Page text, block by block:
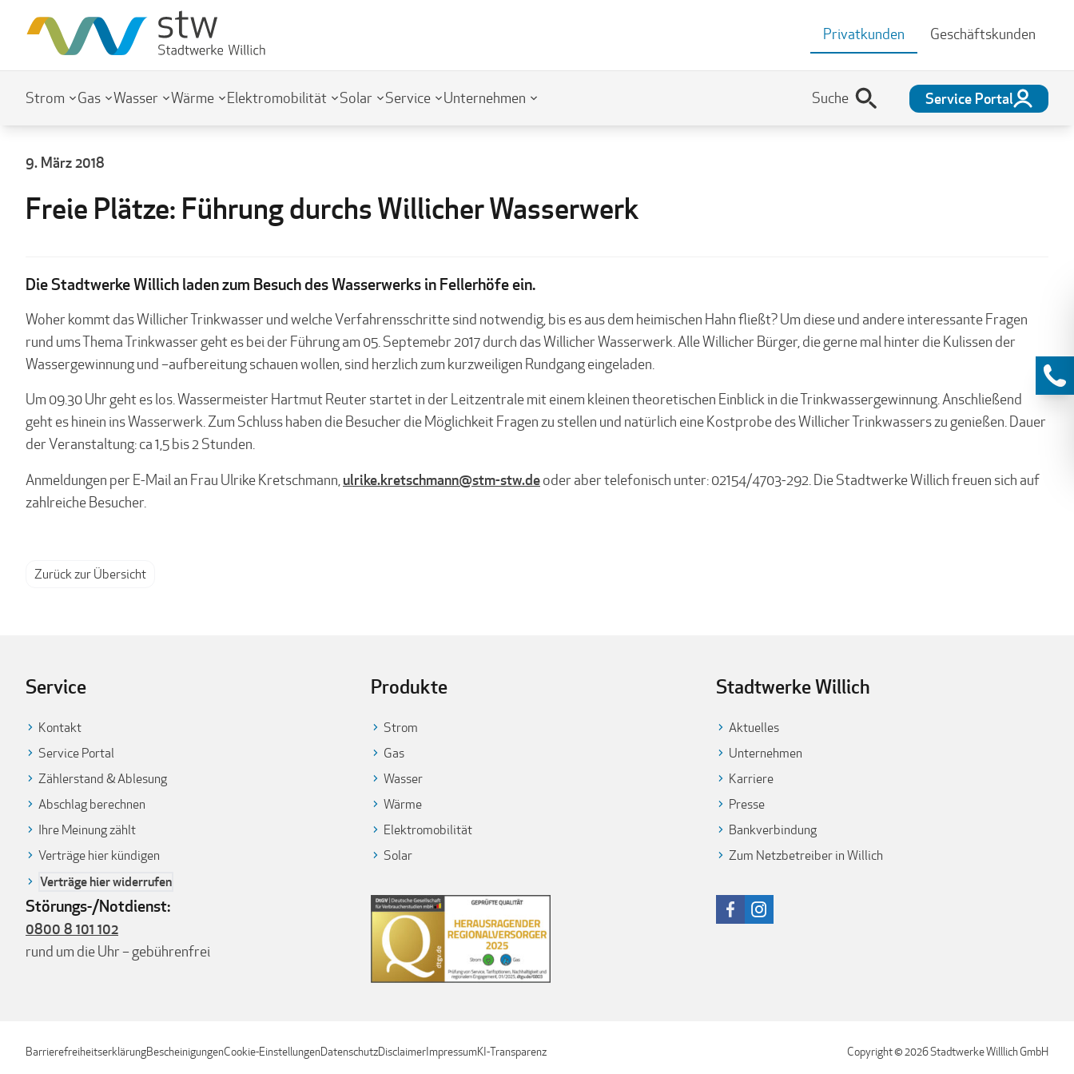
Privatkunden Geschäftskunden
Strom Gas Wasser Wärme Elektromobilität Solar Service Unternehmen Service Portal
9. März 2018
Freie Plätze: Führung durchs Willicher Wasserwerk
Die Stadtwerke Willich laden zum Besuch des Wasserwerks in Fellerhöfe ein.
Woher kommt das Willicher Trinkwasser und welche Verfahrensschritte sind notwendig, bis es aus dem heimischen Hahn fließt? Um diese und andere interessante Fragen
rund ums Thema Trinkwasser geht es bei der Führung am 05. Septemebr 2017 durch das Willicher Wasserwerk. Alle Willicher Bürger, die gerne mal hinter die Kulissen der
Wassergewinnung und –aufbereitung schauen wollen, sind herzlich zum kurzweiligen Rundgang eingeladen.
Um 09.30 Uhr geht es los. Wassermeister Hartmut Reuter startet in der Leitzentrale mit einem kleinen theoretischen Einblick in die Trinkwassergewinnung. Anschließend
geht es hinein ins Wasserwerk. Zum Schluss haben die Besucher die Möglichkeit Fragen zu stellen und natürlich eine Kostprobe des Willicher Trinkwassers zu genießen. Dauer
der Veranstaltung: ca 1,5 bis 2 Stunden.
Anmeldungen per E-Mail an Frau Ulrike Kretschmann,ulrike.kretschmann@stm-stw.deoder aber telefonisch unter: 02154/4703-292. Die Stadtwerke Willich freuen sich auf
zahlreiche Besucher.
Zurück zur Übersicht
Service
Kontakt
Service Portal
Zählerstand & Ablesung
Abschlag berechnen
Ihre Meinung zählt
Verträge hier kündigen
Verträge hier widerrufen
Produkte
Strom
Gas
Wasser
Wärme
Elektromobilität
Solar
Stadtwerke Willich
Aktuelles
Unternehmen
Karriere
Presse
Bankverbindung
Zum Netzbetreiber in Willich
Störungs-/Notdienst:
0800 8 101 102
rund um die Uhr – gebührenfrei
BarrierefreiheitserklärungBescheinigungenCookie-EinstellungenDatenschutzDisclaimerImpressumKI-Transparenz Copyright © 2026 Stadtwerke Willlich GmbH